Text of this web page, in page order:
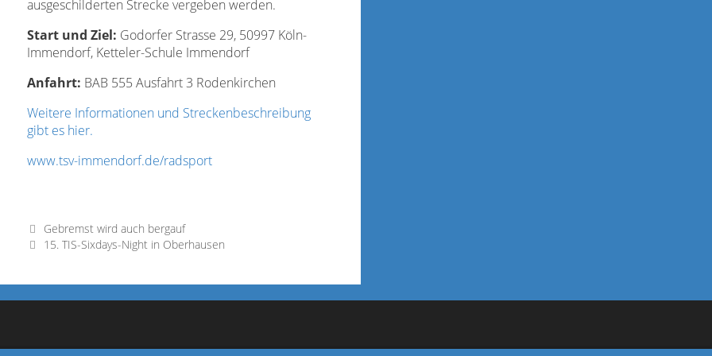
ausgeschilderten Strecke vergeben werden.
Start und Ziel: Godorfer Strasse 29, 50997 Köln-
Immendorf, Ketteler-Schule Immendorf
Anfahrt: BAB 555 Ausfahrt 3 Rodenkirchen
Weitere Informationen und Streckenbeschreibung
gibt es hier.
www.tsv-immendorf.de/radsport
Gebremst wird auch bergauf
15. TIS-Sixdays-Night in Oberhausen